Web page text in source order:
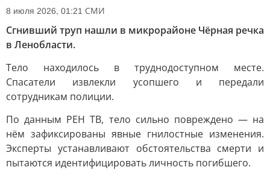
8 июля 2026, 01:21 СМИ
Сгнивший труп нашли в микрорайоне Чёрная речка
в Ленобласти.
Тело находилось в труднодоступном месте.
Спасатели извлекли усопшего и передали
сотрудникам полиции.
По данным РЕН ТВ, тело сильно повреждено — на
нём зафиксированы явные гнилостные изменения.
Эксперты устанавливают обстоятельства смерти и
пытаются идентифицировать личность погибшего.